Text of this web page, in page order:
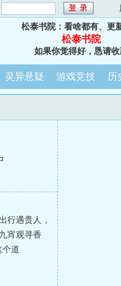
松泰书院：看啥都有、更
松泰书院
如果你觉得好，恳请
灵异悬疑 游戏竞技 历
行遇贵人，
宵观寻香
个道